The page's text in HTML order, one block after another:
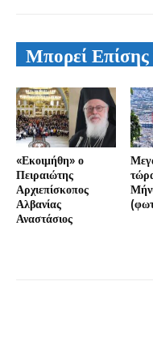
Μπορεί
«Εκοιμήθη» ο
Πειραιώτης
Αρχιεπίσκοπος
Αλβανίας
Αναστάσιος